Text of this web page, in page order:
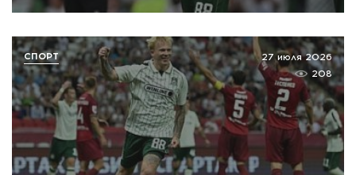
27 июля 2026
208
СПОРТ